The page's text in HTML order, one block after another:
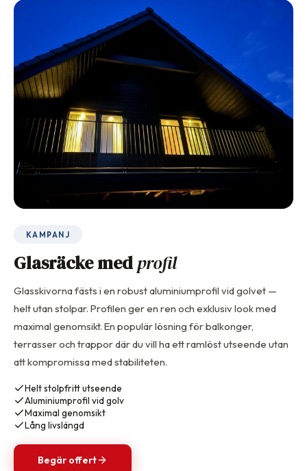
KAMPANJ
Glasräcke medprofil
Glasskivorna fästs i en robust aluminiumprofil vid golvet —
helt utan stolpar. Profilen ger en ren och exklusiv look med
maximal genomsikt. En populär lösning för balkonger,
terrasser och trappor där du vill ha ett ramlöst utseende utan
att kompromissa med stabiliteten.
Helt stolpfritt utseende
Aluminiumprofil vid golv
Maximal genomsikt
Lång livslängd
Begär offert